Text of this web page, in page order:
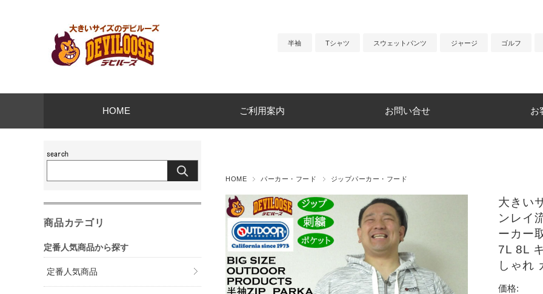
半袖 Tシャツ スウェットパンツ ジャージ ゴルフ
HOME ご利用案内 お問い合せ お
HOME パーカー・フード ジップパーカー・フード
大きい
ンレイ
ーカー
7L 8L
しゃれ
価格:
商品カテゴリ
定番人気商品から探す
定番人気商品